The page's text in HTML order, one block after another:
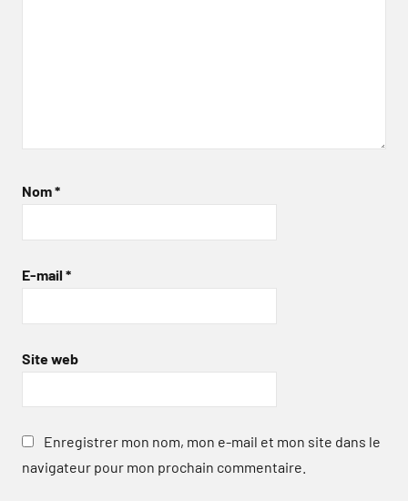
Nom*
E-mail *
Site web
Enregistrer mon nom, mon e-mail et mon site dans le
navigateur pour mon prochain commentaire.